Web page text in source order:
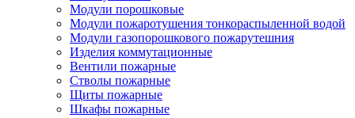
Модули порошковые
Модули пожаротушения тонкораспыленной водой
Модули газопорошкового пожарутешния
Изделия коммутационные
Вентили пожарные
Стволы пожарные
Щиты пожарные
Шкафы пожарные